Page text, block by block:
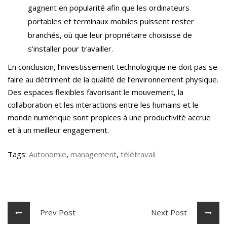
gagnent en popularité afin que les ordinateurs
portables et terminaux mobiles puissent rester
branchés, où que leur propriétaire choisisse de
s’installer pour travailler.
En conclusion, l’investissement technologique ne doit pas se
faire au détriment de la qualité de l’environnement physique.
Des espaces flexibles favorisant le mouvement, la
collaboration et les interactions entre les humains et le
monde numérique sont propices à une productivité accrue
et à un meilleur engagement.
Tags: Autonomie, management, télétravail
Prev Post Next Post